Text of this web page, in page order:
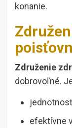
konanie.
Združenie
dobrovoľné.
efektívne